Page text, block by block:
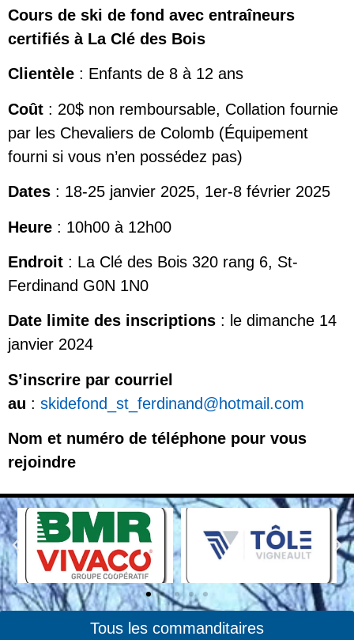
Cours de ski de fond avec entraîneurs
certifiés à La Clé des Bois
Clientèle : Enfants de 8 à 12 ans
Coût : 20$ non remboursable, Collation fournie
par les Chevaliers de Colomb (Équipement
fourni si vous n’en possédez pas)
Dates : 18-25 janvier 2025, 1er-8 février 2025
Heure : 10h00 à 12h00
Endroit : La Clé des Bois 320 rang 6, St-
Ferdinand G0N 1N0
Date limite des inscriptions : le dimanche 14
janvier 2024
S’inscrire par courriel
au : skidefond_st_ferdinand@hotmail.com
Nom et numéro de téléphone pour vous
rejoindre
Tous les commanditaires